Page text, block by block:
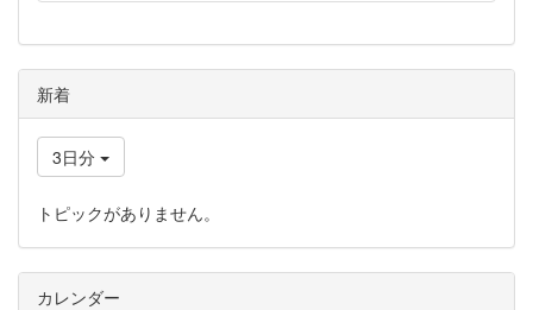
新着
3日分
トピックがありません。
カレンダー